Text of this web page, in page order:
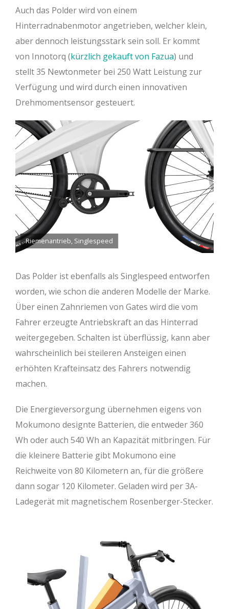
Auch das Polder wird von einem
Hinterradnabenmotor angetrieben, welcher klein,
aber dennoch leistungsstark sein soll. Er kommt
von Innotorq (kürzlich gekauft von Fazua) und
stellt 35 Newtonmeter bei 250 Watt Leistung zur
Verfügung und wird durch einen innovativen
Drehmomentsensor gesteuert.
Riemenantrieb, Singlespeed
Das Polder ist ebenfalls als Singlespeed entworfen
worden, wie schon die anderen Modelle der Marke.
Über einen Zahnriemen von Gates wird die vom
Fahrer erzeugte Antriebskraft an das Hinterrad
weitergegeben. Schalten ist überflüssig, kann aber
wahrscheinlich bei steileren Ansteigen einen
erhöhten Krafteinsatz des Fahrers notwendig
machen.
Die Energieversorgung übernehmen eigens von
Mokumono designte Batterien, die entweder 360
Wh oder auch 540 Wh an Kapazität mitbringen. Für
die kleinere Batterie gibt Mokumono eine
Reichweite von 80 Kilometern an, für die größere
dann sogar 120 Kilometer. Geladen wird per 3A-
Ladegerät mit magnetischem Rosenberger-Stecker.